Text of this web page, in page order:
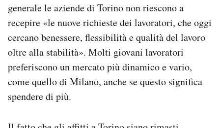
generale le aziende di Torino non riescono a
recepire «le nuove richieste dei lavoratori, che oggi
cercano benessere, flessibilità e qualità del lavoro
oltre alla stabilità». Molti giovani lavoratori
preferiscono un mercato più dinamico e vario,
come quello di Milano, anche se questo significa
spendere di più.